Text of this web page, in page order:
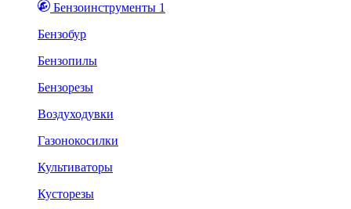
Бензоинструменты 1
Бензобур
Бензопилы
Бензорезы
Воздуходувки
Газонокосилки
Культиваторы
Кусторезы